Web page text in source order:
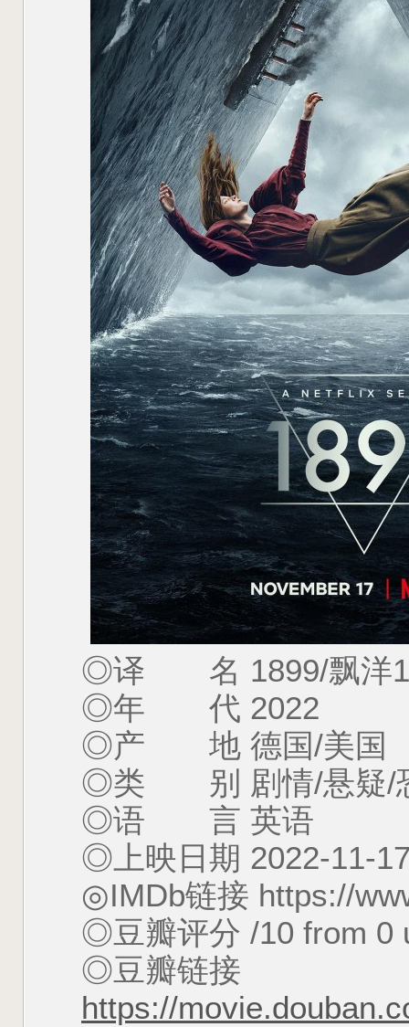
◎译 名 1899/飘洋
◎年 代 2022
◎产 地 德国/美国
◎类 别 剧情/悬疑/
◎语 言 英语
◎上映日期 2022-11-
◎IMDb链接 https://
◎豆瓣评分 /10 from 0
◎豆瓣链接
https://